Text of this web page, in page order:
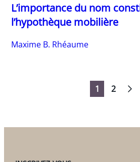
L’importance du nom
l’hypothèque mobilière
Maxime B. Rhéaume
1 2